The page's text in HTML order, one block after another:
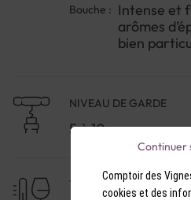
Bouche : Intense et
arômes
bien
NIVEAU DE GARDE
5 à 10 ans
TEMPÉRATURE DE
Comptoir des
cookies et des
Continuer